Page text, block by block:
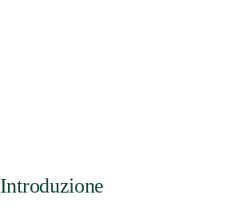
Introduzione